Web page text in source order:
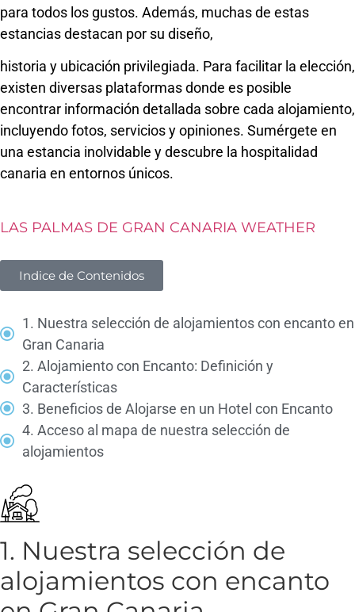
para todos los gustos. Además, muchas de estas
estancias destacan por su diseño,
historia y ubicación privilegiada. Para facilitar la elección,
existen diversas plataformas donde es posible
encontrar información detallada sobre cada alojamiento,
incluyendo fotos, servicios y opiniones. Sumérgete en
una estancia inolvidable y descubre la hospitalidad
canaria en entornos únicos.
LAS PALMAS DE GRAN CANARIA WEATHER
Indice de Contenidos
1. Nuestra selección de alojamientos con encanto en
Gran Canaria
2. Alojamiento con Encanto: Definición y
Características
3. Beneficios de Alojarse en un Hotel con Encanto
4. Acceso al mapa de nuestra selección de
alojamientos
1. Nuestra selección de
alojamientos con encanto